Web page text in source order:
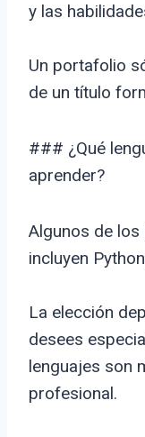
y las
Un portafolio
de un título
### ¿Qué
aprender?
Algunos de
incluyen
La elección
desees
lenguajes son
profesional.